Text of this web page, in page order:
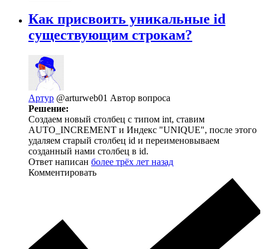
Как присвоить уникальные id
существующим строкам?
Артур @arturweb01 Автор вопроса
Решение:
Создаем новый столбец с типом int, ставим
AUTO_INCREMENT и Индекс "UNIQUE", после этого
удаляем старый столбец id и переименовываем
созданный нами столбец в id.
Ответ написан более трёх лет назад
Комментировать